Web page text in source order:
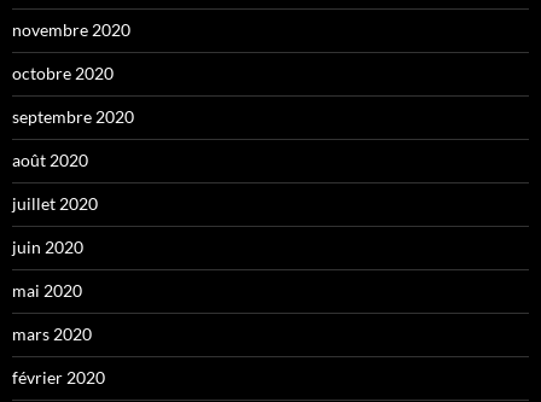
novembre 2020
octobre 2020
septembre 2020
août 2020
juillet 2020
juin 2020
mai 2020
mars 2020
février 2020